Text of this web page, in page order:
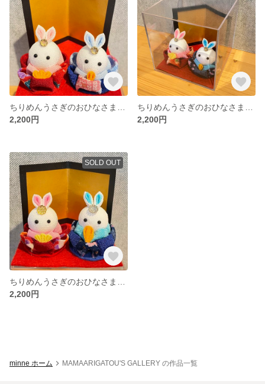
2,200円
2,200円
SOLD OUT
2,200円
minne ホーム MAMAARIGATOU'S GALLERY の作品一覧